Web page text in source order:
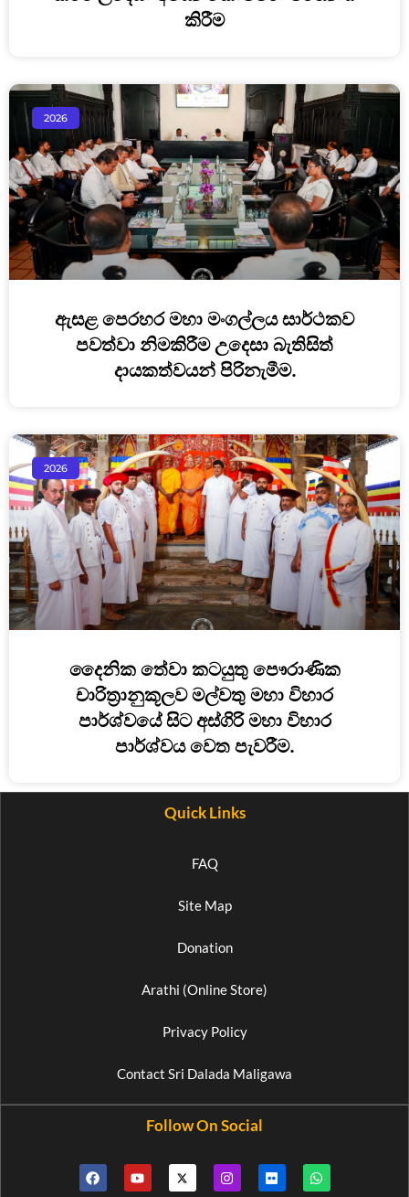
කිරීම
2026
ඇසළ පෙරහර මහා මංගල්ලය සාර්ථකව
පවත්වා නිමකිරීම උදෙසා බැතිසිත්
දායකත්වයන් පිරිනැමීම.
2026
දෛනික තේවා කටයුතු පෞරාණික
චාරිත්‍රානුකූලව මල්වතු මහා විහාර
පාර්ශ්වයේ සිට අස්ගිරි මහා විහාර
පාර්ශ්වය වෙත පැවරීම.
Quick Links
FAQ
Site Map
Donation
Arathi (Online Store)
Privacy Policy
Contact Sri Dalada Maligawa
Follow On Social